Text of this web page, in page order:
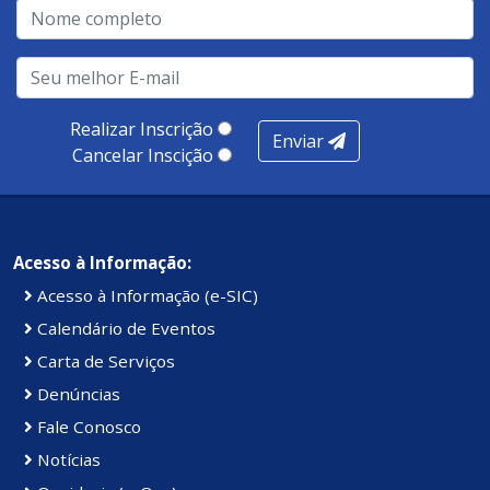
realização de soluções, ambiente de negócios,
infraestrutura, presença digital e cobertura e
produtividade. Somados, todos as categorias totalizam
Kennedy.Realizar Inscrição
Cancelar Inscição
Enviar
Acesso à Informação:
Acesso à Informação (e-SIC)
Calendário de Eventos
Carta de Serviços
Denúncias
Fale Conosco
Notícias